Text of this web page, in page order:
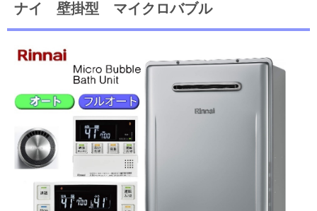
ナイ 壁掛型 マイクロバブル